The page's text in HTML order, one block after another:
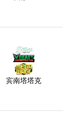
宾南塔塔克